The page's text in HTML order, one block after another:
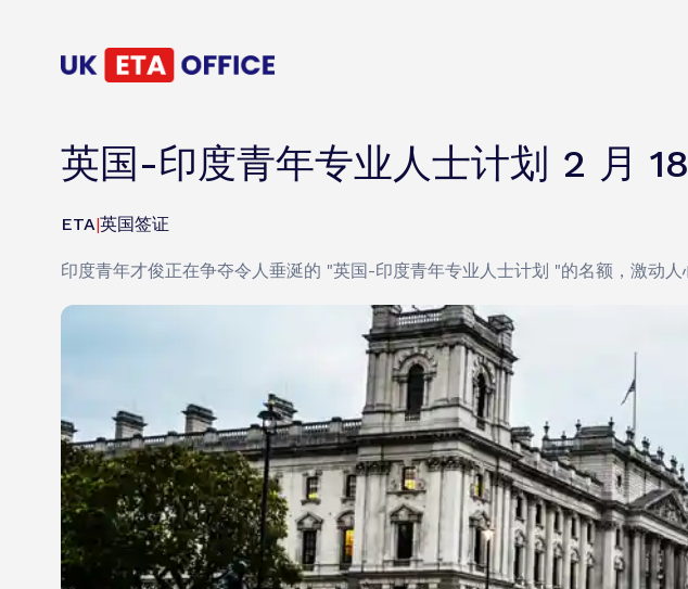
英国-印度青年专业人士计划 2 月
ETA|英国签证
印度青年才俊正在争夺令人垂涎的 "英国-印度青年专业人士计划 "的名额，激动人